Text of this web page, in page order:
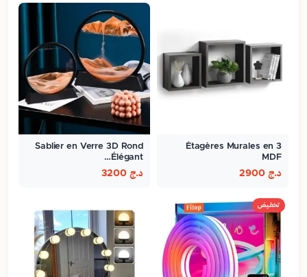
3 Étagères Murales en
MDF
د.ج
Sablier en Verre 3D Rond
Élégant…
د.ج
تخفيض